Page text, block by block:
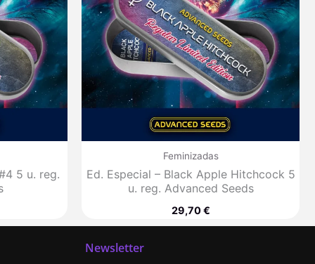
5 u. reg.
Feminizadas
Ed. Especial – Black Apple Hitchcock 5
u. reg. Advanced Seeds
29,70€
Newsletter